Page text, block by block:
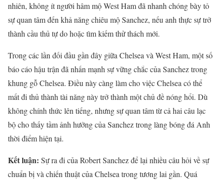
nhiên, không ít người hâm mộ West Ham đã nhanh chóng bày tỏ
sự quan tâm đến khả năng chiêu mộ Sanchez, nếu anh thực sự trở
thành cầu thủ tự do hoặc tìm kiếm thử thách mới.
Trong các lần đối đầu gần đây giữa Chelsea và West Ham, một số
báo cáo hậu trận đã nhấn mạnh sự vững chắc của Sanchez trong
khung gỗ Chelsea. Điều này càng làm cho việc Chelsea có thể
mất đi thủ thành tài năng này trở thành một chủ đề nóng hổi. Dù
không chính thức lên tiếng, nhưng sự quan tâm từ cả hai câu lạc
bộ cho thấy tầm ảnh hưởng của Sanchez trong làng bóng đá Anh
thời điểm hiện tại.
Kết luận: Sự ra đi của Robert Sanchez để lại nhiều câu hỏi về sự
chuẩn bị và chiến thuật của Chelsea trong tương lai gần. Quá